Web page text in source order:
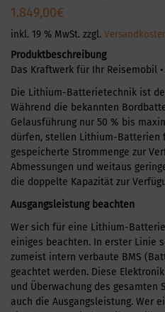
1.849,00€
inkl. 19 % MwSt. zzgl.
Produktbeschreibung
Das Kraftwerk für Ihr Reisemobil
Die Lithium-Batterietechnik ist
Während die bekannten
Gelausführung nur 50 % bis
dürfen, stellen Lithium-Batterien
gespeicherte Strommenge zur
Abmessungen und weitaus
die doppelte Kapazität zur
Ausgangsleistung beachten
Wer sich für eine Lithium-
einiges beachten. In erster Linie
zumeist intern verbaute BMS
geachtet werden. Diese
und Überwachung des gesamten
auch die Ausgangsleistung. Wer